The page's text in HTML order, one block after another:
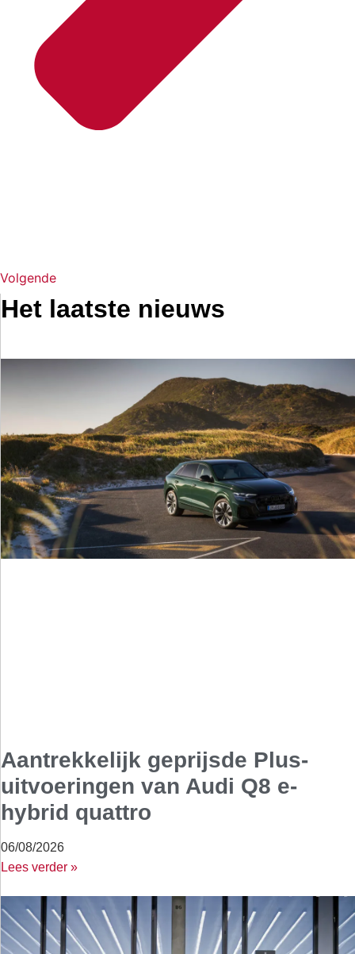
Volgende
Het laatste nieuws
Aantrekkelijk geprijsde Plus-
uitvoeringen van Audi Q8 e-
hybrid quattro
06/08/2026
Lees verder »